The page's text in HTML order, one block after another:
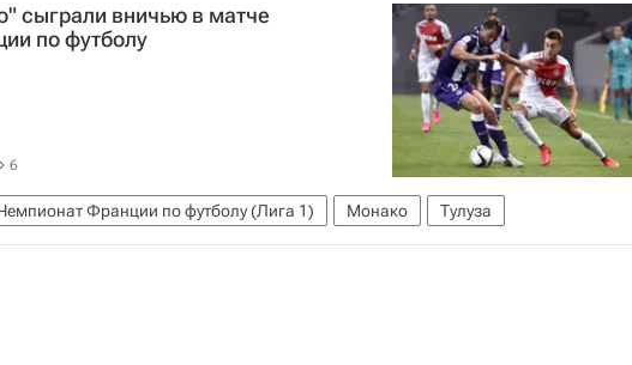
сыграли вничью в матче
по футболу
6
Франции по футболу (Лига 1) Монако Тулуза